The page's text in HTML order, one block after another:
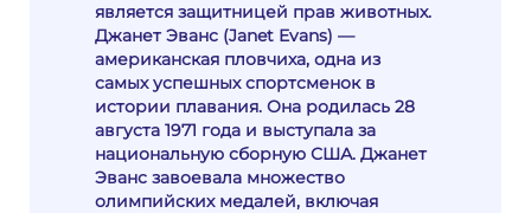
является защитницей прав животных.
Джанет Эванс (Janet Evans) —
американская пловчиха, одна из
самых успешных спортсменок в
истории плавания. Она родилась 28
августа 1971 года и выступала за
национальную сборную США. Джанет
Эванс завоевала множество
олимпийских медалей, включая